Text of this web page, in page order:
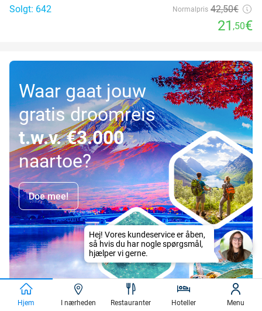
Solgt: 642
Normalpris 42,50€
21 ,50€
Waar gaat jouw
gratis droomreis
t.w.v. €3.000
naartoe?
Doe mee!
Hjem I nærheden Restauranter Hoteller Menu